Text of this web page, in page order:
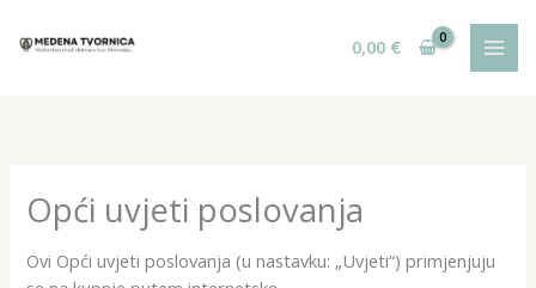
0,00 €
Opći uvjeti poslovanja
Ovi Opći uvjeti poslovanja (u nastavku: „Uvjeti“) primjenjuju